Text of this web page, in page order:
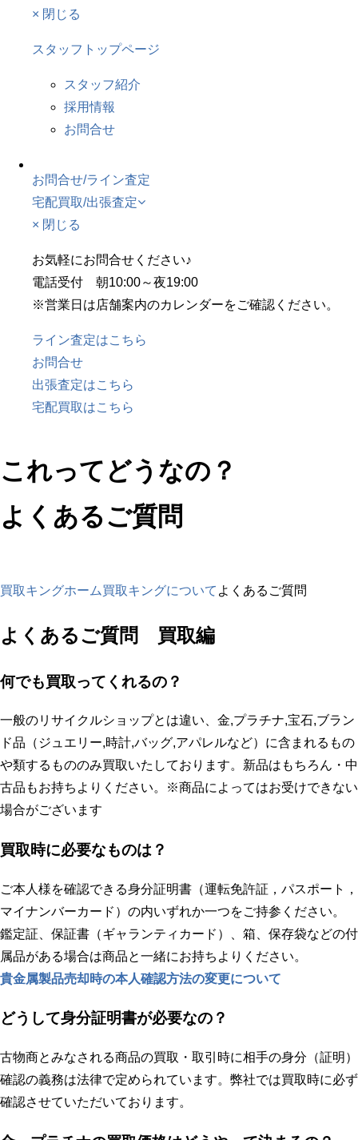
× 閉じる
スタッフトップページ
スタッフ紹介
採用情報
お問合せ
お問合せ/ライン査定
宅配買取/出張査定
× 閉じる
お気軽にお問合せください♪
電話受付 朝10:00～夜19:00
※営業日は店舗案内のカレンダーをご確認ください。
ライン査定はこちら
お問合せ
出張査定はこちら
宅配買取はこちら
これってどうなの？
よくあるご質問
買取キングホーム買取キングについて よくあるご質問
よくあるご質問 買取編
何でも買取ってくれるの？
一般のリサイクルショップとは違い、金,プラチナ,宝石,ブラン
ド品（ジュエリー,時計,バッグ,アパレルなど）に含まれるもの
や類するもののみ買取いたしております。新品はもちろん・中
古品もお持ちよりください。※商品によってはお受けできない
場合がございます
買取時に必要なものは？
ご本人様を確認できる身分証明書（運転免許証，パスポート，
マイナンバーカード）の内いずれか一つをご持参ください。
鑑定証、保証書（ギャランティカード）、箱、保存袋などの付
属品がある場合は商品と一緒にお持ちよりください。
貴金属製品売却時の本人確認方法の変更について
どうして身分証明書が必要なの？
古物商とみなされる商品の買取・取引時に相手の身分（証明）
確認の義務は法律で定められています。弊社では買取時に必ず
確認させていただいております。